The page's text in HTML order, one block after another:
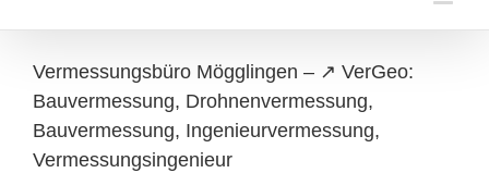
Vermessungsbüro Mögglingen – ↗️ VerGeo:
Bauvermessung, Drohnenvermessung,
Bauvermessung, Ingenieurvermessung,
Vermessungsingenieur